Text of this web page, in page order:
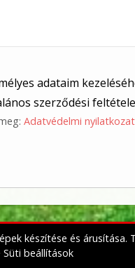
adataim
szerződési
Adatvédelmi nyilatkozat
készítése és árusítása.
Süti beállítások